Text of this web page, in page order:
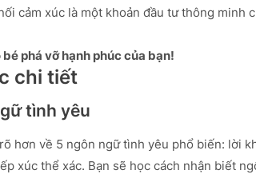
cảm xúc là một khoản đầu tư thông minh
phá vỡ hạnh phúc của bạn!
chi tiết
tình yêu
hơn về 5 ngôn ngữ tình yêu phổ biến: lời
xúc thể xác. Bạn sẽ học cách nhận biết